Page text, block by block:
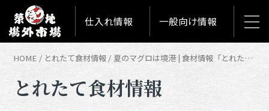
仕入れ情報 一般向け情報
HOME とれたて食材情報 夏のマグロは境港 | 食材情報「とれたて築地食材情報」
とれたて食材情報